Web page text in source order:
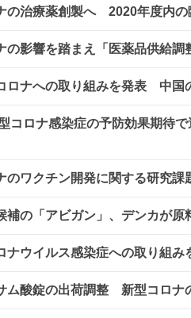
の治療薬創製へ 2020年度内
の影響を踏まえ「医薬品供給
ロナへの取り組みを発表 中国
コロナ感染症の予防効果期待
のワクチン開発に関する研究課
補の「アビガン」、デンカが
ナウイルス感染症への取り組
ム酸錠の出荷調整 新型コロナ